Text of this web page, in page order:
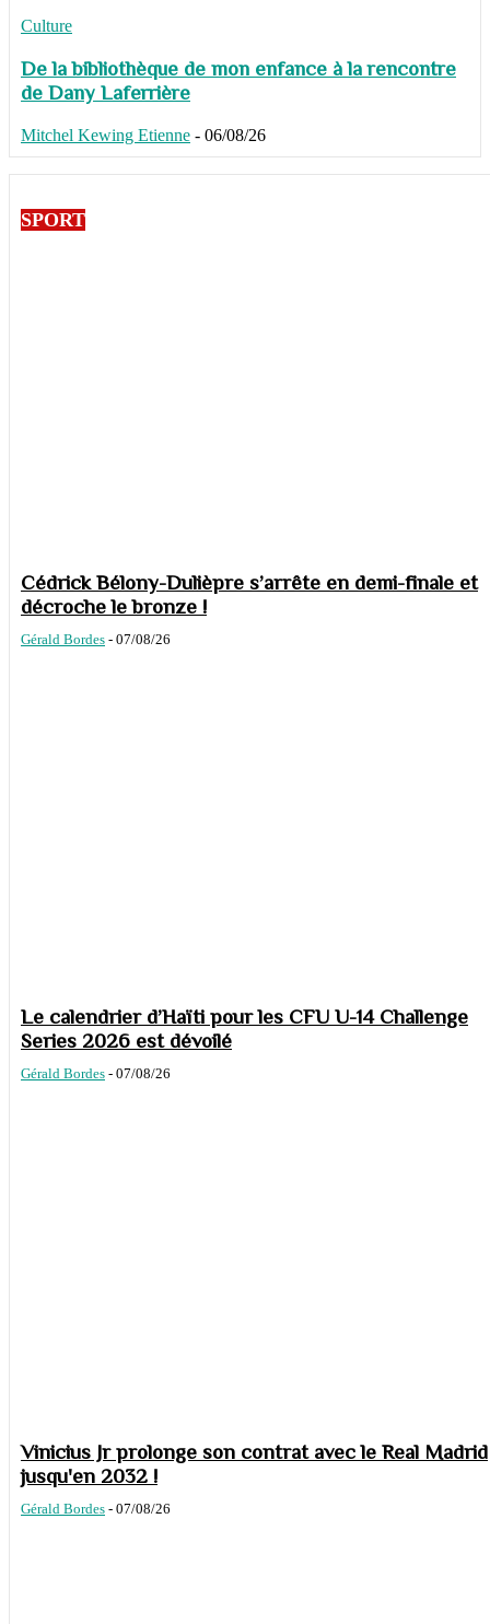
Culture
De la bibliothèque de mon enfance à la rencontre
de Dany Laferrière
Mitchel Kewing Etienne - 06/08/26
SPORT
Cédrick Bélony-Dulièpre s’arrête en demi-finale et
décroche le bronze !
Gérald Bordes - 07/08/26
Le calendrier d’Haïti pour les CFU U-14 Challenge
Series 2026 est dévoilé
Gérald Bordes - 07/08/26
Vinicius Jr prolonge son contrat avec le Real Madrid
jusqu'en 2032 !
Gérald Bordes - 07/08/26